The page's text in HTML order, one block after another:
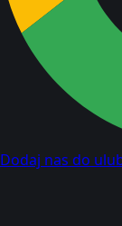
Dodaj nas do